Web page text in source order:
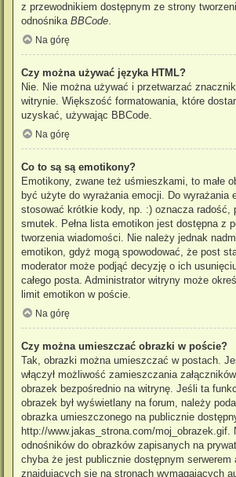
z przewodnikiem dostępnym ze strony
odnośnika BBCode.
Na górę
Czy można używać języka HTML?
Nie. Nie można używać i przetwarzać
witrynie. Większość formatowania, które
uzyskać, używając BBCode.
Na górę
Co to są są emotikony?
Emotikony, zwane też uśmieszkami, to małe
być użyte do wyrażania emocji. Do wyrażania
stosować krótkie kody, np. :) oznacza radość,
smutek. Pełna lista emotikon jest dostępna z
tworzenia wiadomości. Nie należy jednak
emotikon, gdyż mogą spowodować, że post
moderator może podjąć decyzję o ich
całego posta. Administrator witryny może
limit emotikon w poście.
Na górę
Czy można umieszczać obrazki w poście?
Tak, obrazki można umieszczać w postach.
włączył możliwość zamieszczania
obrazek bezpośrednio na witrynę. Jeśli ta
obrazek był wyświetlany na forum, należy
obrazka umieszczonego na publicznie
http://www.jakas_strona.com/moj_obrazek.gif.
odnośników do obrazków zapisanych na
chyba że jest publicznie dostępnym serwerem
znajdujących się na stronach wymagających